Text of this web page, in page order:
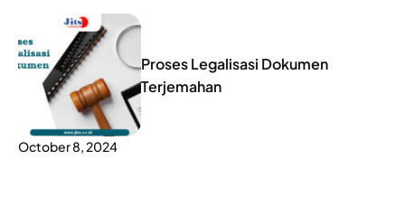
Proses Legalisasi Dokumen
Terjemahan
October 8, 2024